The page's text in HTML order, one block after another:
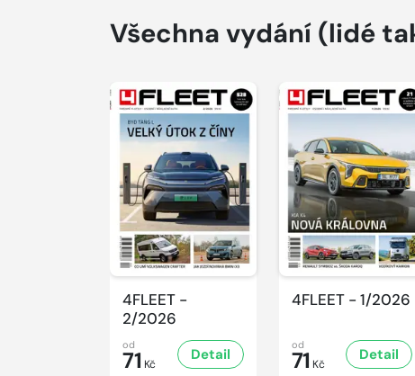
Všechna vydání (lidé
4FLEET -
2/2026
od
71 Kč
Detail
4FLEET - 1/2026
od
71 Kč
Detail